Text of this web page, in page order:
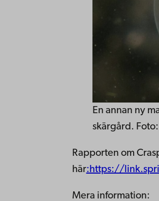
En annan ny
skärgård.
Rapporten om
här:https://
Mera information: